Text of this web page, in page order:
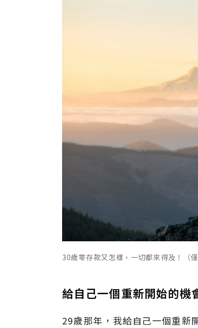
30歲零存款又怎樣，一切都來得及！（
給自己一個重新開始的機
29歲那年，我給自己一個重新